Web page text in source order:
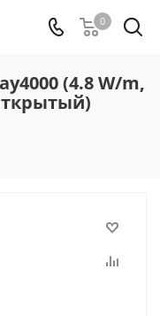
0
(4.8 W/m,